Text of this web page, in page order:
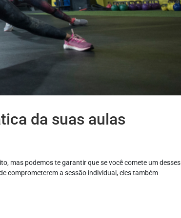
da suas aulas
mas podemos te garantir que se você comete um desses
comprometerem a sessão individual, eles também